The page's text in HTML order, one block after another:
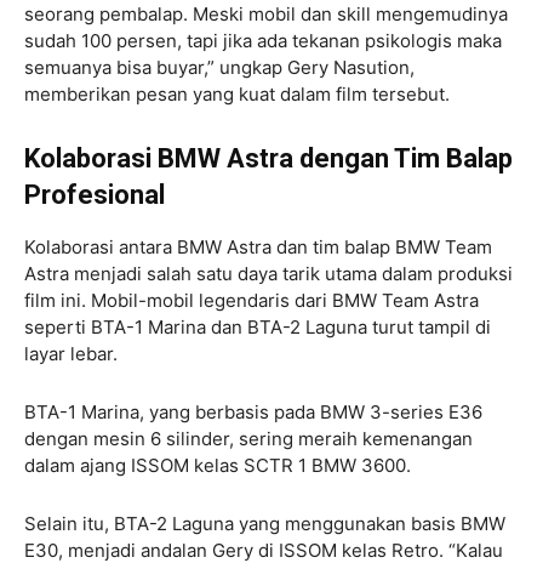
seorang pembalap. Meski mobil dan skill mengemudinya
sudah 100 persen, tapi jika ada tekanan psikologis maka
semuanya bisa buyar,” ungkap Gery Nasution,
memberikan pesan yang kuat dalam film tersebut.
Kolaborasi BMW Astra dengan Tim Balap
Profesional
Kolaborasi antara BMW Astra dan tim balap BMW Team
Astra menjadi salah satu daya tarik utama dalam produksi
film ini. Mobil-mobil legendaris dari BMW Team Astra
seperti BTA-1 Marina dan BTA-2 Laguna turut tampil di
layar lebar.
BTA-1 Marina, yang berbasis pada BMW 3-series E36
dengan mesin 6 silinder, sering meraih kemenangan
dalam ajang ISSOM kelas SCTR 1 BMW 3600.
Selain itu, BTA-2 Laguna yang menggunakan basis BMW
E30, menjadi andalan Gery di ISSOM kelas Retro. “Kalau